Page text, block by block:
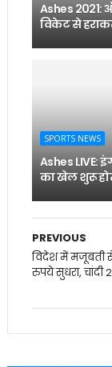
Ashes 2021:
विकेट से
SPORTS NEWS
Ashes LIVE:
का खेल शुरू
PREVIOUS
विदेश में मजूबती से
रुपये सुधरा, चांदी